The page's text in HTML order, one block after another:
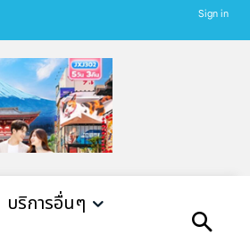
Sign in
บริการอื่นๆ